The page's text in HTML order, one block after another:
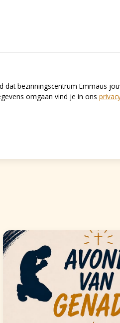
bezinningscentrum Emmaus
omgaan vind je in ons